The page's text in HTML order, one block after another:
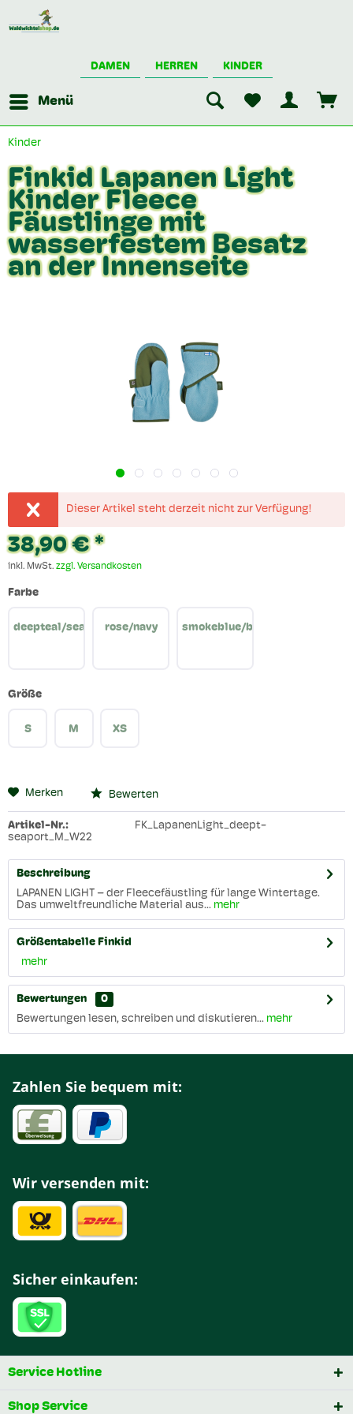
DAMEN HERREN KINDER
Menü
Kinder
Finkid Lapanen Light
Kinder Fleece
Fäustlinge mit
wasserfestem Besatz
an der Innenseite
Dieser Artikel steht derzeit nicht zur Verfügung!
38,90 € *
inkl. MwSt. zzgl. Versandkosten
Farbe
deepteal/seaportrose/navy smokeblue/bronzegreen
Größe
S M XS
Merken Bewerten
Artikel-Nr.:
FK_LapanenLight_deept-
seaport_M_W22
Beschreibung
LAPANEN LIGHT – der Fleecefäustling für lange Wintertage.
Das umweltfreundliche Material aus... mehr
Größentabelle Finkid
mehr
Bewertungen
0
Bewertungen lesen, schreiben und diskutieren... mehr
Zahlen Sie bequem mit:
Wir versenden mit:
Sicher einkaufen:
Service Hotline
Shop Service